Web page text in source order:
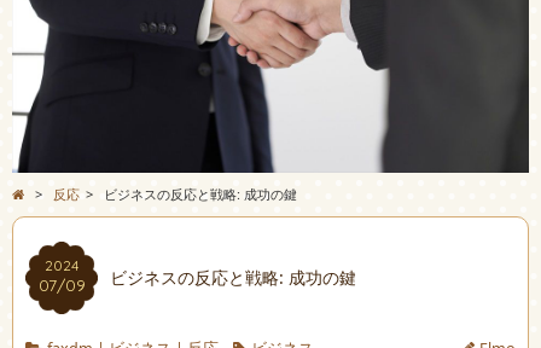
> 反応 > ビジネスの反応と戦略: 成功の鍵
2024
07/09 ビジネスの反応と戦略: 成功の鍵